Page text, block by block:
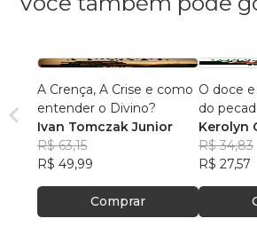
A Crença, A Crise e como
entender o Divino?
Ivan Tomczak Junior
R$ 63,15
R$ 49,99
Comprar
O doce
do
Kerolyn
R$ 34,83
R$ 27,57